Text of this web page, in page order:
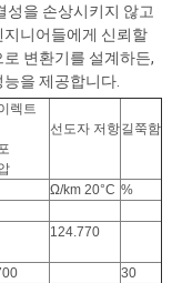
성을 손상시키지 않고
니어들에게 신뢰할
변환기를 설계하든,
을 제공합니다.
렉트
선도자 저항길쭉함
Ω/km 20°C %
124.770
30